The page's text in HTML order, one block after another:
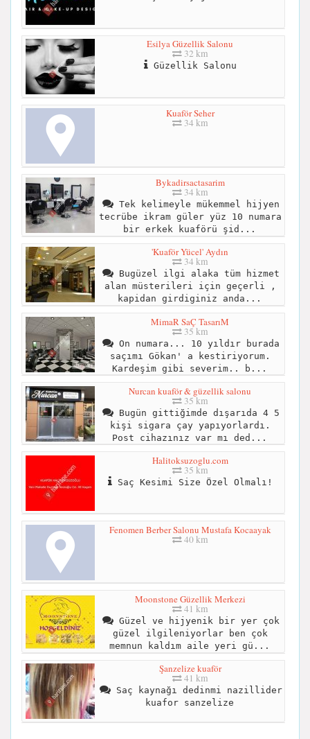
Esilya Güzellik Salonu
32 km
Güzellik Salonu
Kuaför Seher
34 km
Bykadirsactasarim
34 km
Tek kelimeyle mükemmel hijyen
tecrübe ikram güler yüz 10 numara
bir erkek kuaförü şid...
'Kuaför Yücel' Aydın
34 km
Bugüzel ilgi alaka tüm hizmet
alan müsterileri için geçerli ,
kapidan girdiginiz anda...
MimaR SaÇ TasarıM
35 km
On numara... 10 yıldır burada
saçımı Gökan' a kestiriyorum.
Kardeşim gibi severim.. b...
Nurcan kuaför & güzellik salonu
35 km
Bugün gittiğimde dışarıda 4 5
kişi sigara çay yapıyorlardı.
Post cihazınız var mı ded...
Halitoksuzoglu.com
35 km
Saç Kesimi Size Özel Olmalı!
Fenomen Berber Salonu Mustafa Kocaayak
40 km
Moonstone Güzellik Merkezi
41 km
Güzel ve hijyenik bir yer çok
güzel ilgileniyorlar ben çok
memnun kaldım aile yeri gü...
Şanzelize kuaför
41 km
Saç kaynağı dedinmi nazillider
kuafor sanzelize